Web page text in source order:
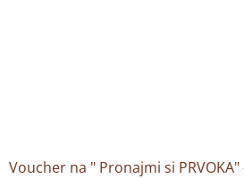
Voucher na " Pronajmi si